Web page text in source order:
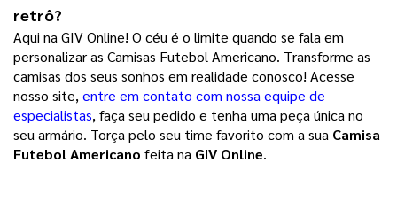
retrô?
Aqui na GIV Online! O céu é o limite quando se fala em
personalizar as Camisas Futebol Americano. Transforme as
camisas dos seus sonhos em realidade conosco! Acesse
nosso site, entre em contato com nossa equipe de
especialistas, faça seu pedido e tenha uma peça única no
seu armário. Torça pelo seu time favorito com a sua Camisa
Futebol Americano feita na GIV Online.